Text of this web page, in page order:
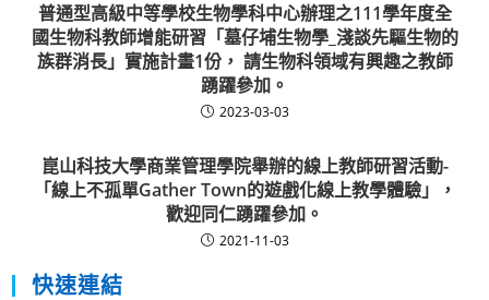
普通型高級中等學校生物學科中心辦理之111學年度全
國生物科教師增能研習「墓仔埔生物學_淺談先驅生物的
族群消長」實施計畫1份， 請生物科領域有興趣之教師
踴躍參加。
2023-03-03
崑山科技大學商業管理學院舉辦的線上教師研習活動-
「線上不孤單Gather Town的遊戲化線上教學體驗」，
歡迎同仁踴躍參加。
2021-11-03
快速連結